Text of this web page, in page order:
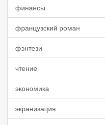
финансы
французский роман
фэнтези
чтение
экономика
экранизация